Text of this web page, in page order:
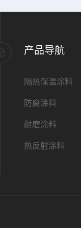
产品导航
隔热保温涂料
防腐涂料
耐磨涂料
热反射涂料